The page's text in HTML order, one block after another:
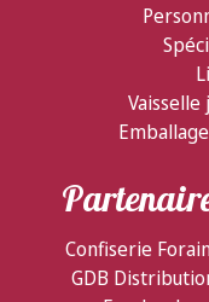
Confiserie
GDB